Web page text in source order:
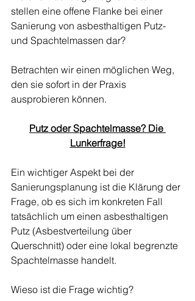
stellen eine offene Flanke bei einer
Sanierung von asbesthaltigen Putz-
und Spachtelmassen dar?
Betrachten wir einen möglichen Weg,
den sie sofort in der Praxis
ausprobieren können.
Putz oder Spachtelmasse? Die
Lunkerfrage!
Ein wichtiger Aspekt bei der
Sanierungsplanung ist die Klärung der
Frage, ob es sich im konkreten Fall
tatsächlich um einen asbesthaltigen
Putz (Asbestverteilung über
Querschnitt) oder eine lokal begrenzte
Spachtelmasse handelt.
Wieso ist die Frage wichtig?